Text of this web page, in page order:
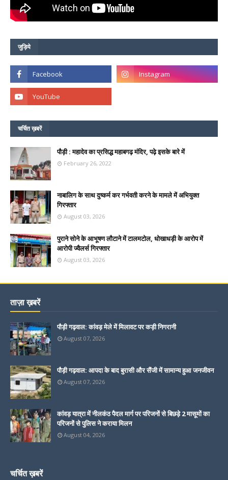
जुड़िये
चर्चित ख़बरें
पौड़ी : महादेव का प्रसिद्ध महाबगढ़ मंदिर, पढ़े इसके बारे में
February 26, 2022
नाबालिग के साथ दुष्कर्म कर गर्भवती करने के मामले में अभियुक्त
गिरफ्तार
August 03, 2026
पुराने सोने के आभूषण लौटाने में टालमटोल, धोखाधड़ी के आरोप में
आरोपी ज्वैलर्स गिरफ्तार
August 03, 2026
ताज़ा ख़बरें
पौड़ी गढ़वाल: कांवड़ मेले में मिलावट पर कड़ी निगरानी
August 07, 2026
पौड़ी गढ़वाल: आपदा के बाद बुरासी और सैंजी में सामान्य हुआ जनजीवन
August 07, 2026
कांवड़ यात्रा में नीलकंठ पैदल मार्ग पर परिजनों से बिछड़े 2 मासूमों का
परिजनों से पुलिस ने कराया मिलन
August 04, 2026
चर्चित ख़बरें